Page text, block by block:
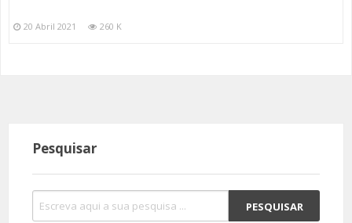
20 Abril 2021 260 K
Pesquisar